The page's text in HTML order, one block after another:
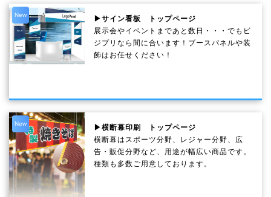
New
▶サイン看板 トップページ
展示会やイベントまであと数日・・・でもビ
ジプリなら間に合います！ブースパネルや装
飾はお任せください！
New
▶横断幕印刷 トップページ
横断幕はスポーツ分野、レジャー分野、広
告・販促分野など、用途が幅広い商品です。
種類も多数ご用意しております。